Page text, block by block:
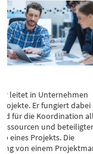
leitet in Unternehmen
Er fungiert dabei
für die Koordination
und
eines Projekts. Die
von einem